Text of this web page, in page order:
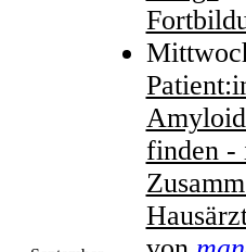
finden -